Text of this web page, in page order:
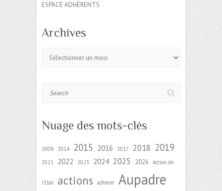
ESPACE ADHÉRENTS
Archives
Nuage des mots-clés
2008 2014 2015 2016 2017 2018 2019
2021 2022 2023 2024 2025 2026 Action de
l'Etat actions adhérer Aupadre